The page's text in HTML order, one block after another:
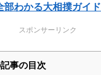
部わかる大相撲ガイド
スポンサーリンク
事の目次